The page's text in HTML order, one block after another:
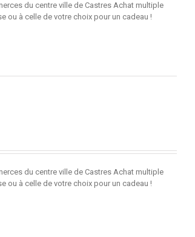
du centre ville de Castres Achat multiple
ou à celle de votre choix pour un cadeau !
du centre ville de Castres Achat multiple
ou à celle de votre choix pour un cadeau !